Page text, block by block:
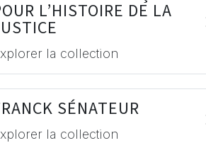
L’HISTOIRE DE LA
la collection
SÉNATEUR
la collection